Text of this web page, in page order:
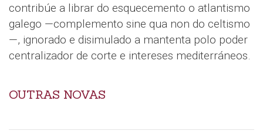
contribúe a librar do esquecemento o atlantismo
galego —complemento sine qua non do celtismo
—, ignorado e disimulado a mantenta polo poder
centralizador de corte e intereses mediterráneos.
OUTRAS NOVAS